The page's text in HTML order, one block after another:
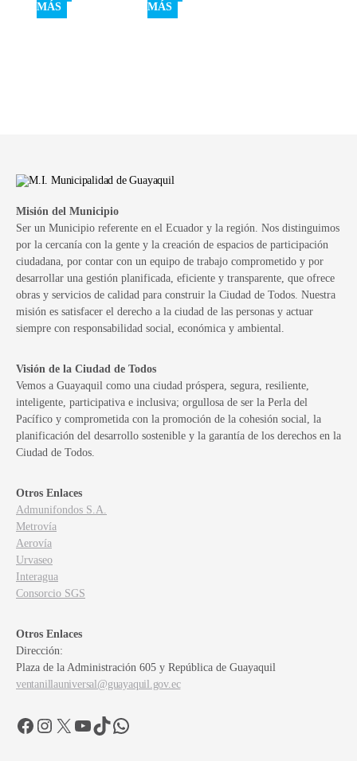
MÁS
MÁS
Misión del Municipio
Ser un Municipio referente en el Ecuador y la región. Nos distinguimos
por la cercanía con la gente y la creación de espacios de participación
ciudadana, por contar con un equipo de trabajo comprometido y por
desarrollar una gestión planificada, eficiente y transparente, que ofrece
obras y servicios de calidad para construir la Ciudad de Todos. Nuestra
misión es satisfacer el derecho a la ciudad de las personas y actuar
siempre con responsabilidad social, económica y ambiental.
Visión de la Ciudad de Todos
Vemos a Guayaquil como una ciudad próspera, segura, resiliente,
inteligente, participativa e inclusiva; orgullosa de ser la Perla del
Pacífico y comprometida con la promoción de la cohesión social, la
planificación del desarrollo sostenible y la garantía de los derechos en la
Ciudad de Todos.
Otros Enlaces
Admunifondos S.A.
Metrovía
Aerovía
Urvaseo
Interagua
Consorcio SGS
Otros Enlaces
Dirección:
Plaza de la Administración 605 y República de Guayaquil
ventanillauniversal@guayaquil.gov.ec
FacebookInstagram
X YouTube
TikTokWhatsApp